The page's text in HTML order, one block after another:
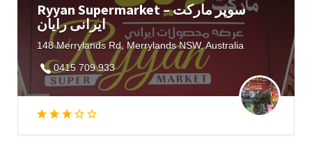
Ryyan Supermarket – سوپر مارکت
ایرانی رایان
148 Merrylands Rd, Merrylands NSW, Australia
0415 709 933